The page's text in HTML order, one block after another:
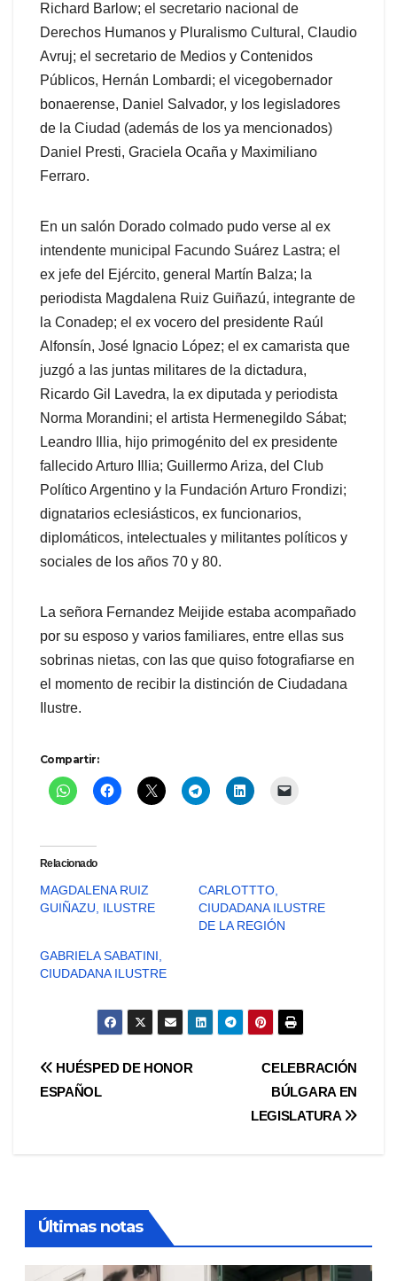
Richard Barlow; el secretario nacional de
Derechos Humanos y Pluralismo Cultural, Claudio
Avruj; el secretario de Medios y Contenidos
Públicos, Hernán Lombardi; el vicegobernador
bonaerense, Daniel Salvador, y los legisladores
de la Ciudad (además de los ya mencionados)
Daniel Presti, Graciela Ocaña y Maximiliano
Ferraro.
En un salón Dorado colmado pudo verse al ex
intendente municipal Facundo Suárez Lastra; el
ex jefe del Ejército, general Martín Balza; la
periodista Magdalena Ruiz Guiñazú, integrante de
la Conadep; el ex vocero del presidente Raúl
Alfonsín, José Ignacio López; el ex camarista que
juzgó a las juntas militares de la dictadura,
Ricardo Gil Lavedra, la ex diputada y periodista
Norma Morandini; el artista Hermenegildo Sábat;
Leandro Illia, hijo primogénito del ex presidente
fallecido Arturo Illia; Guillermo Ariza, del Club
Político Argentino y la Fundación Arturo Frondizi;
dignatarios eclesiásticos, ex funcionarios,
diplomáticos, intelectuales y militantes políticos y
sociales de los años 70 y 80.
La señora Fernandez Meijide estaba acompañado
por su esposo y varios familiares, entre ellas sus
sobrinas nietas, con las que quiso fotografiarse en
el momento de recibir la distinción de Ciudadana
Ilustre.
Compartir:
Relacionado
MAGDALENA RUIZ
GUIÑAZU, ILUSTRE
CARLOTTTO,
CIUDADANA ILUSTRE
DE LA REGIÓN
GABRIELA SABATINI,
CIUDADANA ILUSTRE
Navegación
CELEBRACIÓN
BÚLGARA EN
LEGISLATURA
HUÉSPED DE HONOR
ESPAÑOL
Últimas notas